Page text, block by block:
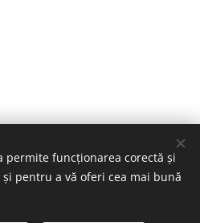
permite funcționarea corectă și
pentru a vă oferi cea mai bună